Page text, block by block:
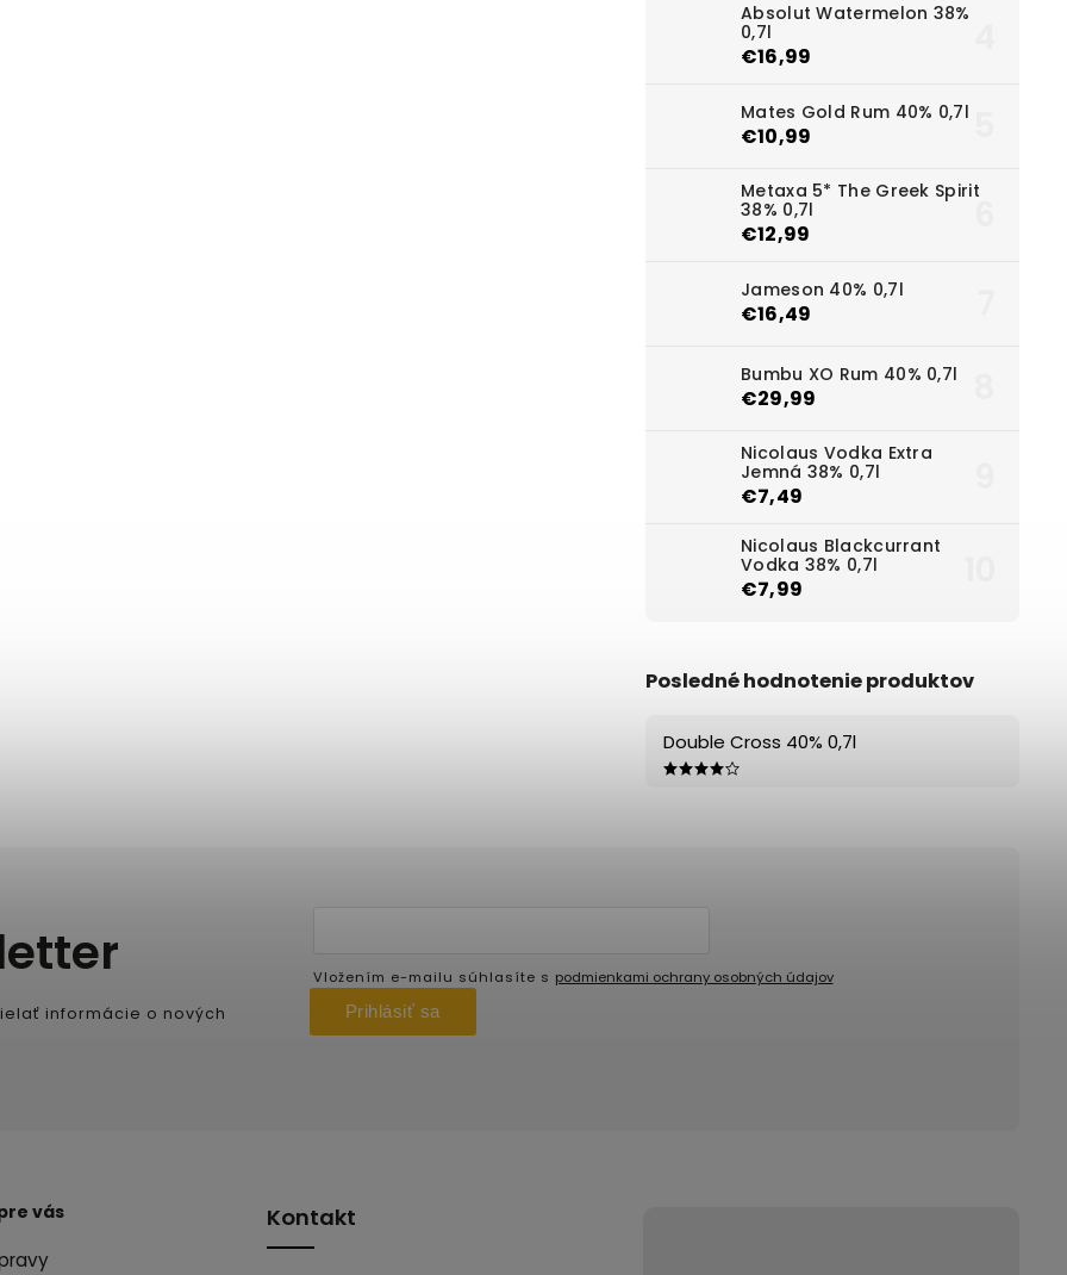
Absolut Watermelon 38%
0,7l
€16,99
Mates Gold Rum 40% 0,7l
€10,99
Metaxa 5* The Greek Spirit
38% 0,7l
€12,99
Jameson 40% 0,7l
€16,49
Bumbu XO Rum 40% 0,7l
€29,99
Nicolaus Vodka Extra
Jemná 38% 0,7l
€7,49
Nicolaus Blackcurrant
Vodka 38% 0,7l
€7,99
Posledné hodnotenie produktov
Double Cross 40% 0,7l
vás Kontakt
informácie o nových
Vložením e-mailu súhlasíte s podmienkami ochrany osobných údajov
Prihlásiť sa